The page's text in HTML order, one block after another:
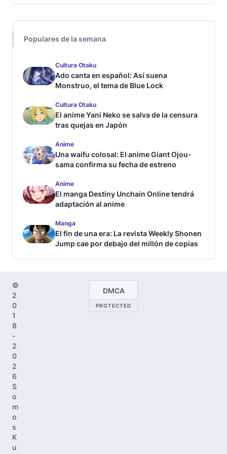
Populares de la semana
Cultura Otaku
Ado canta en español: Así suena
Monstruo, el tema de Blue Lock
Cultura Otaku
El anime Yani Neko se salva de la censura
tras quejas en Japón
Anime
Una waifu colosal: El anime Giant Ojou-
sama confirma su fecha de estreno
Anime
El manga Destiny Unchain Online tendrá
adaptación al anime
Manga
El fin de una era: La revista Weekly Shonen
Jump cae por debajo del millón de copias
©
2
0
1
8
-
2
0
2
6
S
o
m
o
s
K
u
DMCA
PROTECTED